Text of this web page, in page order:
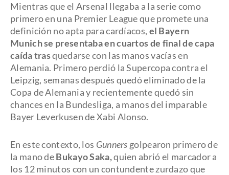
Mientras que el Arsenal llegaba a la serie como
primero en una Premier League que promete una
definición no apta para cardíacos, el Bayern
Munich se presentaba en cuartos de final de capa
caída trasquedarse con las manos vacías en
Alemania. Primero perdió la Supercopa contra el
Leipzig, semanas después quedó eliminado de la
Copa de Alemania y recientemente quedó sin
chances en la Bundesliga, a manos del imparable
Bayer Leverkusen de Xabi Alonso.
En este contexto, los Gunners golpearon primero de
la mano deBukayo Saka,quien abrió el marcador a
los 12 minutos con un contundente zurdazo que